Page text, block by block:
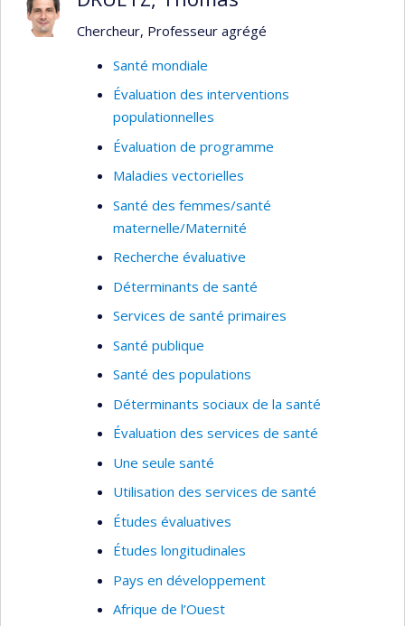
de personnes marginalisées, situations
d’itinérances
Analyse de politiques publiques;
gouvernance ancrée dans des données
probantes
Sciences sociales de la santé, anthropologie
Réalités autochtones urbaines
Chercheur, Professeur agrégé
Santé mondiale
Évaluation des interventions
populationnelles
Évaluation de programme
Maladies vectorielles
Santé des femmes/santé
maternelle/Maternité
Recherche évaluative
Déterminants de santé
Services de santé primaires
Santé publique
Santé des populations
Déterminants sociaux de la santé
Évaluation des services de santé
Une seule santé
Utilisation des services de santé
Études évaluatives
Études longitudinales
Pays en développement
Afrique de l’Ouest